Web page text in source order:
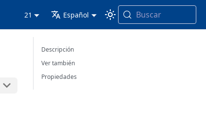
21 Español Buscar
Descripción
Ver también
Propiedades